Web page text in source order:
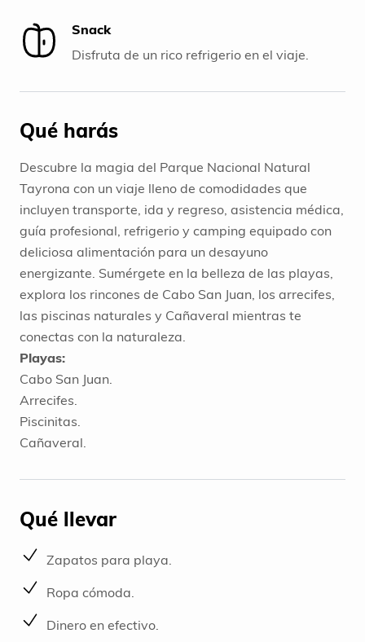
Snack
Disfruta de un rico refrigerio en el viaje.
Qué harás
Descubre la magia del Parque Nacional Natural
Tayrona con un viaje lleno de comodidades que
incluyen transporte, ida y regreso, asistencia médica,
guía profesional, refrigerio y camping equipado con
deliciosa alimentación para un desayuno
energizante. Sumérgete en la belleza de las playas,
explora los rincones de Cabo San Juan, los arrecifes,
las piscinas naturales y Cañaveral mientras te
conectas con la naturaleza.
Playas:
Cabo San Juan.
Arrecifes.
Piscinitas.
Cañaveral.
Qué llevar
Zapatos para playa.
Ropa cómoda.
Dinero en efectivo.